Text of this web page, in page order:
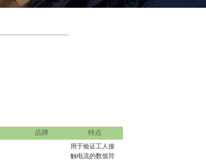
品牌 特点
用于验证工人接
触电流的数值符